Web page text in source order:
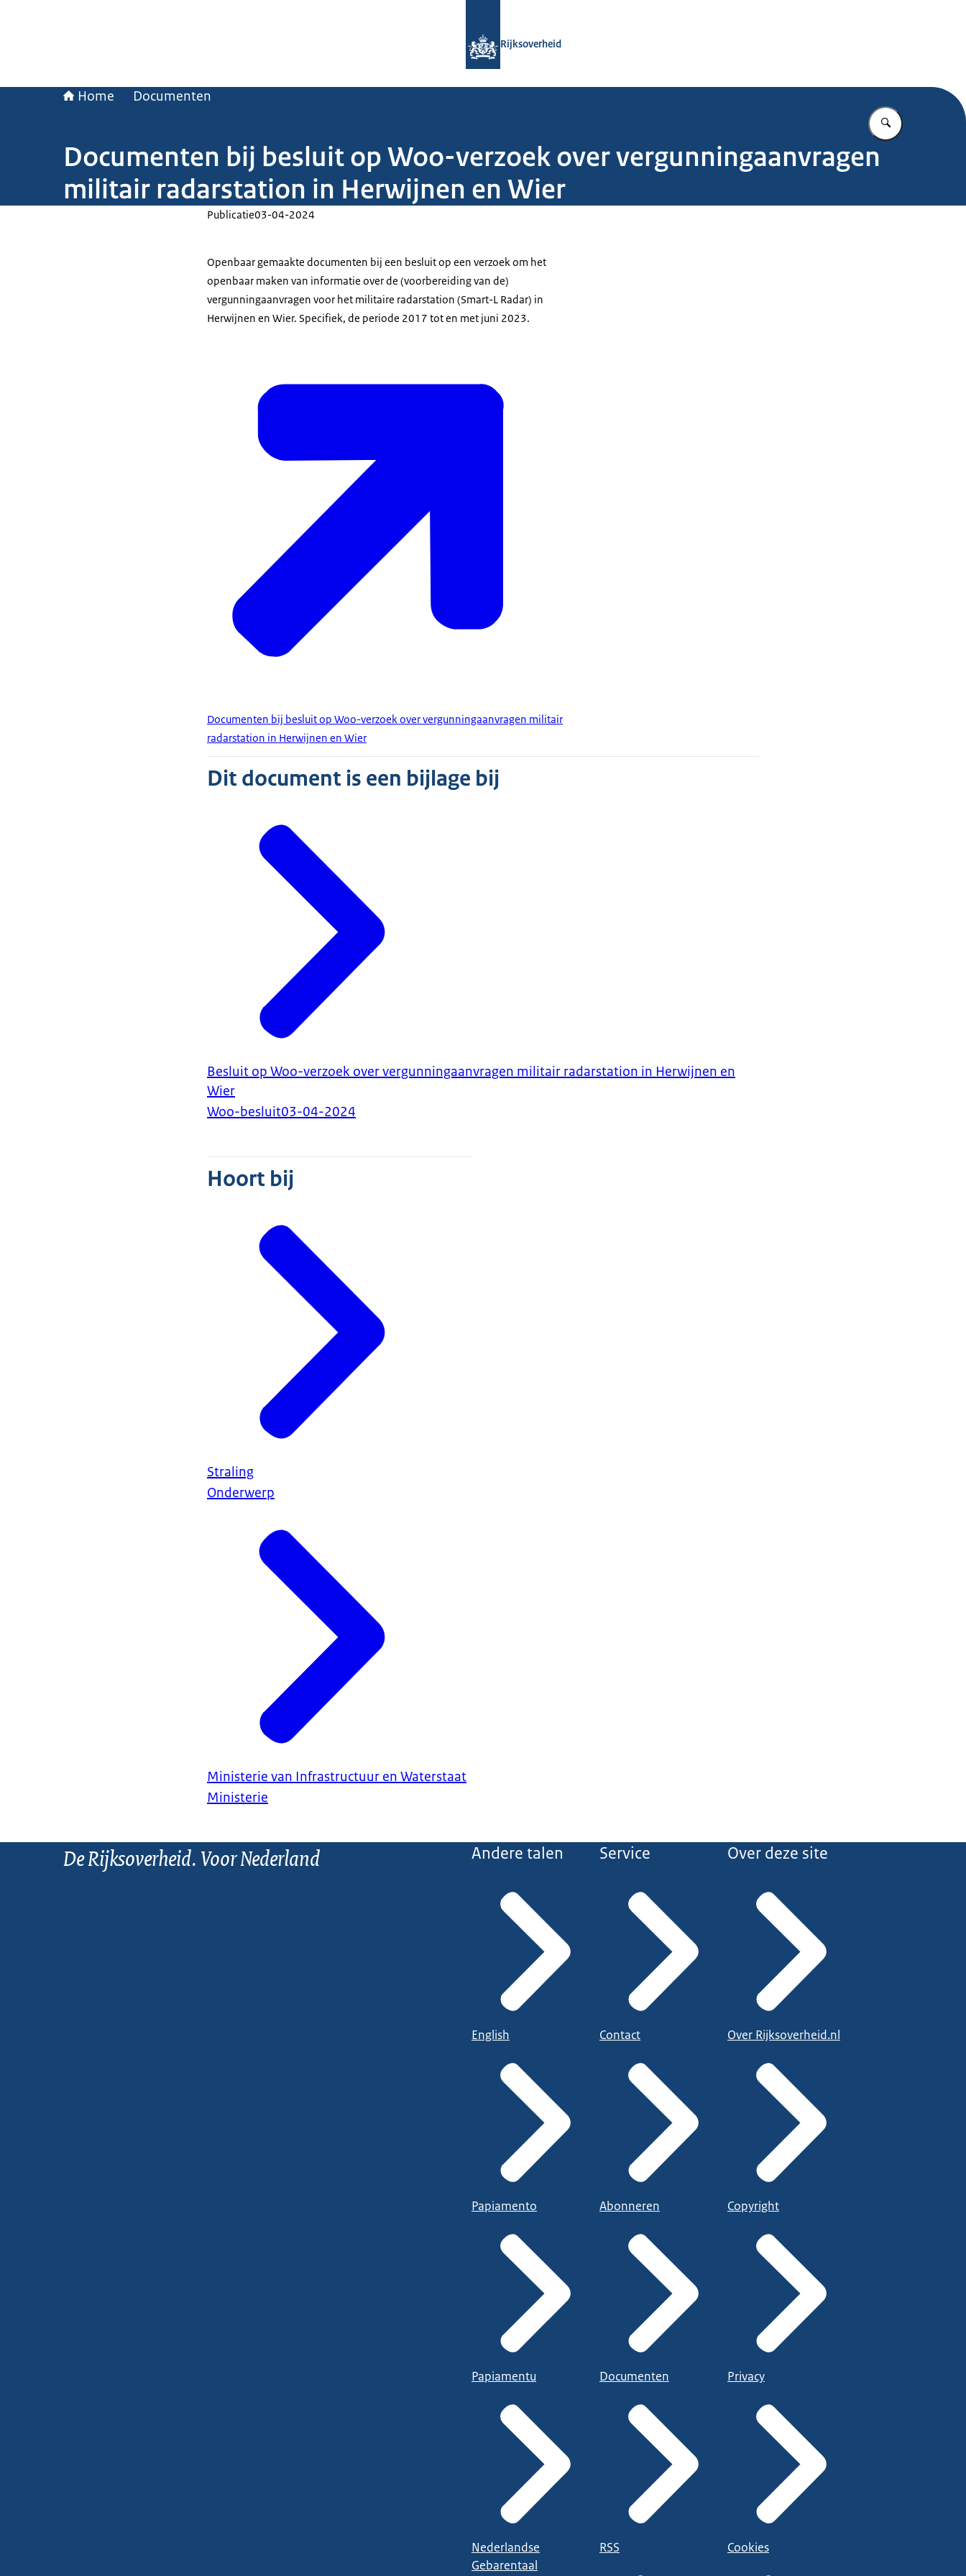
Rijksoverheid
Home Documenten
Vul in wat u
Documenten bij besluit op Woo-verzoek over vergunningaanvragen
militair radarstation in Herwijnen en Wier
Publicatie03-04-2024
Openbaar gemaakte documenten bij een besluit op een verzoek om het
openbaar maken van informatie over de (voorbereiding van de)
vergunningaanvragen voor het militaire radarstation (Smart-L Radar) in
Herwijnen en Wier. Specifiek, de periode 2017 tot en met juni 2023.
Documenten bij besluit op Woo-verzoek over vergunningaanvragen militair
radarstation in Herwijnen en Wier
Dit document is een bijlage bij
Besluit op Woo-verzoek over vergunningaanvragen militair radarstation in Herwijnen en
Wier
Woo-besluit03-04-2024
Hoort bij
Straling
Onderwerp
Ministerie van Infrastructuur en Waterstaat
Ministerie
De Rijksoverheid. Voor Nederland Andere talen
English
Papiamento
Papiamentu
Nederlandse
Gebarentaal
Service
Contact
Abonneren
Documenten
RSS
Over deze site
Over Rijksoverheid.nl
Copyright
Privacy
Cookies